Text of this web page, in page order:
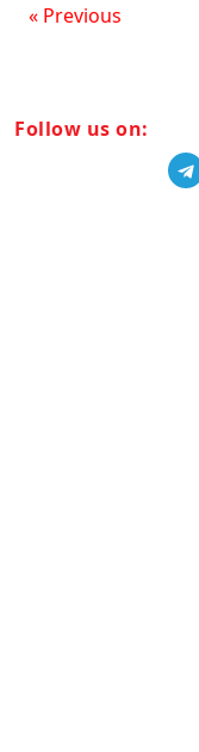
« Previous
Follow us on: